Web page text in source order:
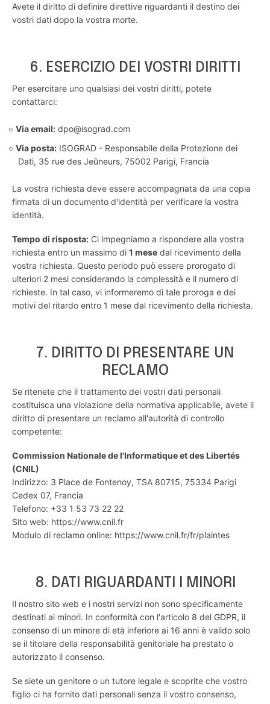
Avete il diritto di definire direttive riguardanti il destino dei
vostri dati dopo la vostra morte.
6. ESERCIZIO DEI VOSTRI DIRITTI
Per esercitare uno qualsiasi dei vostri diritti, potete
contattarci:
Via email: dpo@isograd.com
Via posta: ISOGRAD - Responsabile della Protezione dei
Dati, 35 rue des Jeûneurs, 75002 Parigi, Francia
La vostra richiesta deve essere accompagnata da una copia
firmata di un documento d'identità per verificare la vostra
identità.
Tempo di risposta: Ci impegniamo a rispondere alla vostra
richiesta entro un massimo di 1 mese dal ricevimento della
vostra richiesta. Questo periodo può essere prorogato di
ulteriori 2 mesi considerando la complessità e il numero di
richieste. In tal caso, vi informeremo di tale proroga e dei
motivi del ritardo entro 1 mese dal ricevimento della richiesta.
7. DIRITTO DI PRESENTARE UN
RECLAMO
Se ritenete che il trattamento dei vostri dati personali
costituisca una violazione della normativa applicabile, avete il
diritto di presentare un reclamo all'autorità di controllo
competente:
Commission Nationale de l'Informatique et des Libertés
(CNIL)
Indirizzo: 3 Place de Fontenoy, TSA 80715, 75334 Parigi
Cedex 07, Francia
Telefono: +33 1 53 73 22 22
Sito web: https://www.cnil.fr
Modulo di reclamo online: https://www.cnil.fr/fr/plaintes
8. DATI RIGUARDANTI I MINORI
Il nostro sito web e i nostri servizi non sono specificamente
destinati ai minori. In conformità con l'articolo 8 del GDPR, il
consenso di un minore di età inferiore ai 16 anni è valido solo
se il titolare della responsabilità genitoriale ha prestato o
autorizzato il consenso.
Se siete un genitore o un tutore legale e scoprite che vostro
figlio ci ha fornito dati personali senza il vostro consenso,